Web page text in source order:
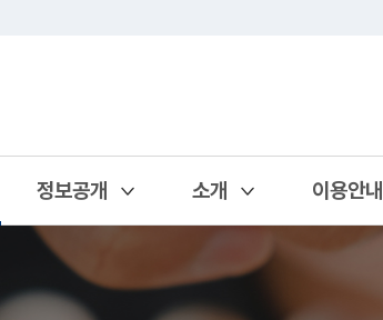
정보공개
열기
소개
열기
이용안내
열기